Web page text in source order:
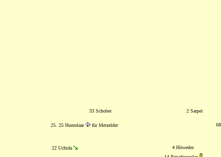
33 Schober 2 Sarpei
25. 25 Huntelaar für Metzelder
22 Uchida
4 Höwedes